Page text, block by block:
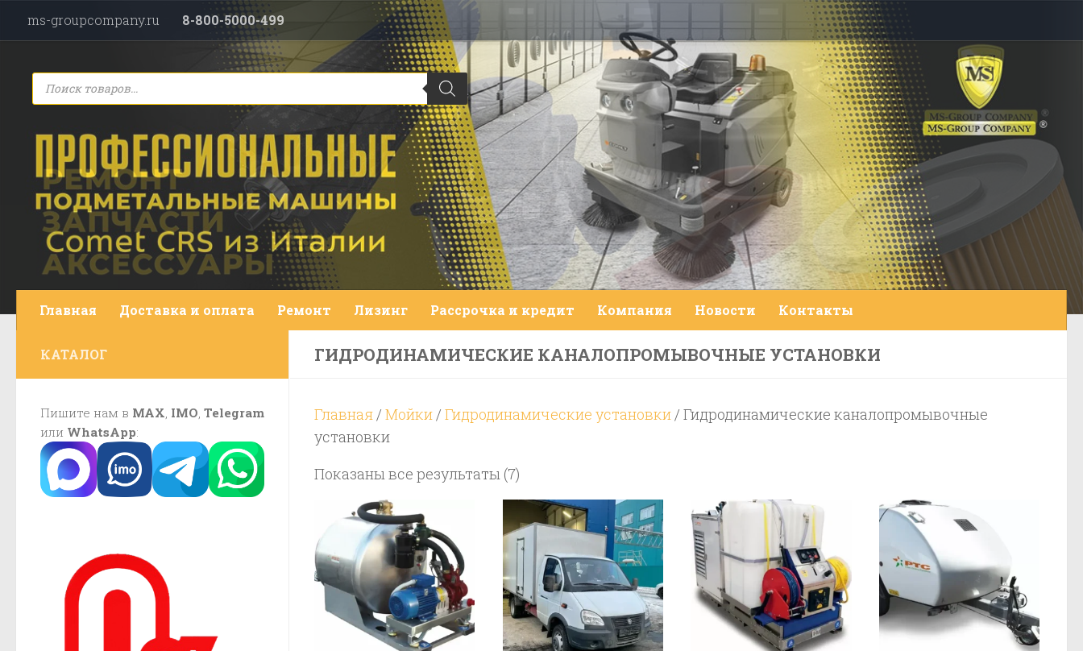
Перейти к содержимому
ms-groupcompany.ru 8-800-5000-499
Поиск
товаров
Главная Доставка и оплата Ремонт Лизинг Рассрочка и кредит Компания Новости Контакты
ГИДРОДИНАМИЧЕСКИЕ КАНАЛОПРОМЫВОЧНЫЕ УСТАНОВКИ
Главная / Мойки / Гидродинамические установки / Гидродинамические каналопромывочные
установки
Показаны все результаты (7)
по
возрастанию
КАТАЛОГ
Пишите нам в MAX IMO Telegram
или WhatsApp: